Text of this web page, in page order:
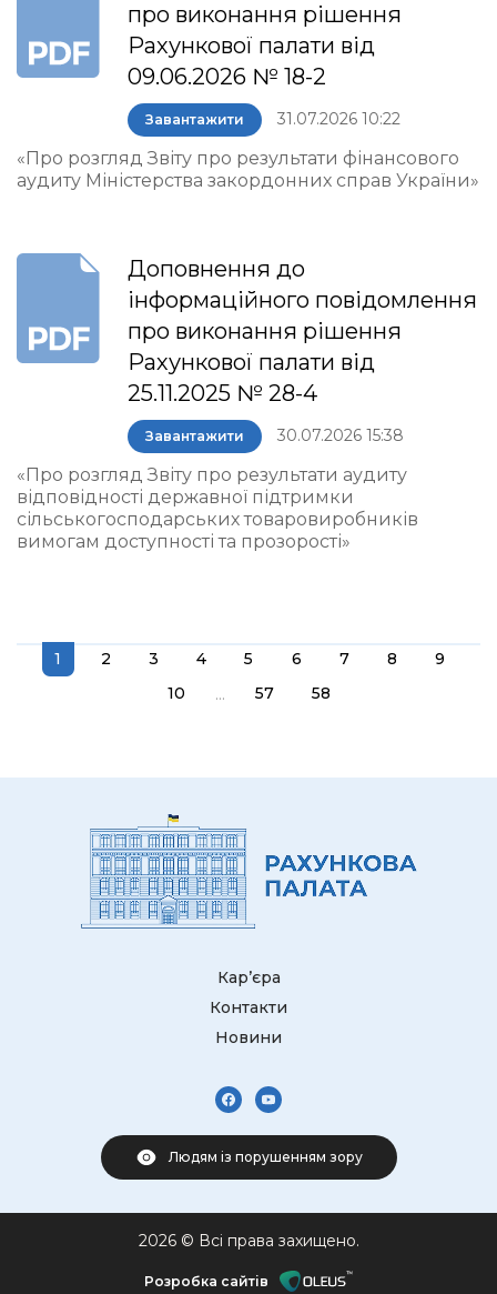
про виконання рішення
Рахункової палати від
09.06.2026 № 18-2
Завантажити 31.07.2026 10:22
«Про розгляд Звіту про результати фінансового
аудиту Міністерства закордонних справ України»
Доповнення до
інформаційного повідомлення
про виконання рішення
Рахункової палати від
25.11.2025 № 28-4
Завантажити 30.07.2026 15:38
«Про розгляд Звіту про результати аудиту
відповідності державної підтримки
сільськогосподарських товаровиробників
вимогам доступності та прозорості»
1 2 3 4 5 6 7 8
9
10
... 57 58
Кар’єра
Контакти
Новини
Людям із порушенням зору
2026 © Всі права захищено.
Розробка сайтів